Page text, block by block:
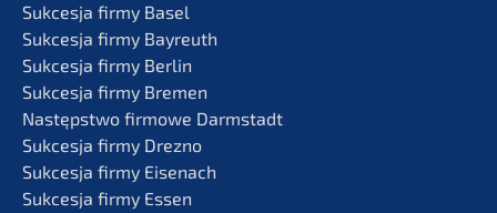
Sukces­ja firmy Basel
Sukces­ja firmy Bayreuth
Sukces­ja firmy Berlin
Sukces­ja firmy Bremen
Następst­wo firmo­we Darmstadt
Sukces­ja firmy Drezno
Sukces­ja firmy Eisenach
Sukces­ja firmy Essen